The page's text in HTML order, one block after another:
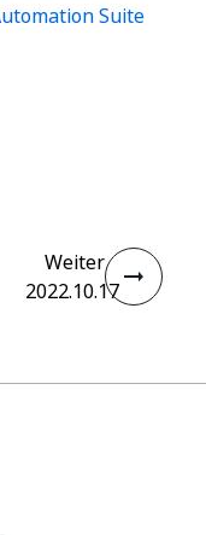
Suite
Weiter
2022.10.17